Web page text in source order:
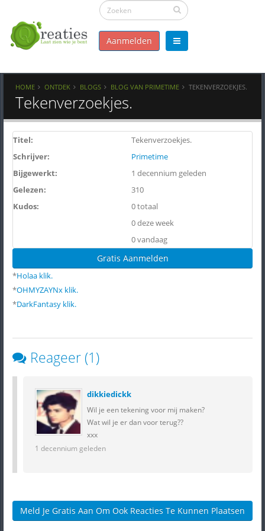
Aanmelden
HOME ONTDEK BLOGS BLOG VAN PRIMETIME TEKENVERZOEKJES.
Tekenverzoekjes.
Titel:
Tekenverzoekjes.
Schrijver:
Primetime
Bijgewerkt:
1 decennium geleden
Gelezen:
310
Kudos:
0 totaal
0 deze week
0 vandaag
Gratis Aanmelden
*Holaa klik.
*OHMYZAYNx klik.
*DarkFantasy klik.
Reageer (1)
dikkiedickk
Wil je een tekening voor mij maken?
Wat wil je er dan voor terug??
xxx
1 decennium geleden
Meld Je Gratis Aan Om Ook Reacties Te Kunnen Plaatsen